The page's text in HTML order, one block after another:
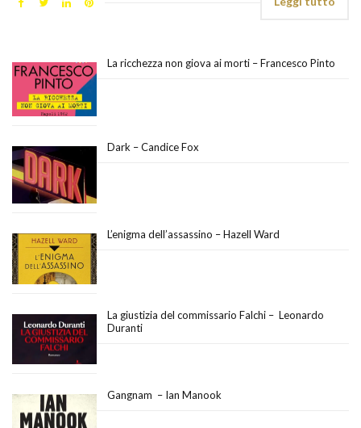
La ricchezza non giova ai morti – Francesco Pinto
Dark – Candice Fox
L’enigma dell’assassino – Hazell Ward
La giustizia del commissario Falchi – Leonardo
Duranti
Gangnam – Ian Manook